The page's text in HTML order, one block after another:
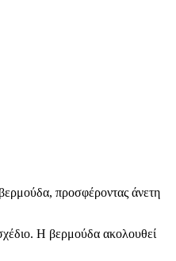
προσφέροντας άνετη
Η βερμούδα ακολουθεί